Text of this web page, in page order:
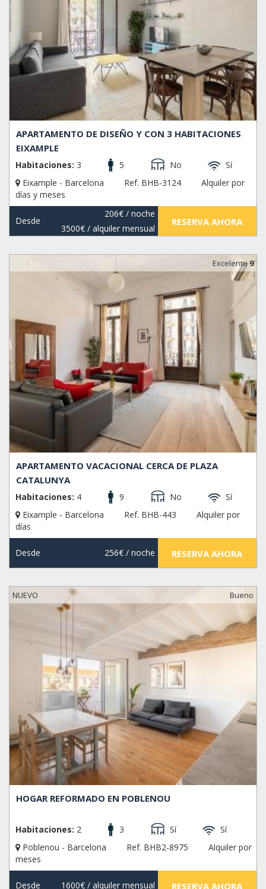
APARTAMENTO DE DISEÑO Y CON 3 HABITACIONES
EIXAMPLE
Habitaciones: 3 5 No
Sí
Eixample - Barcelona
Ref. BHB-3124
Alquiler por
días y meses
Desde
206€/ noche
3500€/ alquiler mensual
RESERVA AHORA
Excelente9
APARTAMENTO VACACIONAL CERCA DE PLAZA
CATALUNYA
Habitaciones: 4 9 No
Sí
Eixample - Barcelona
Ref. BHB-443
Alquiler por
días
Desde 256€/ noche RESERVA AHORA
NUEVO Bueno
HOGAR REFORMADO EN POBLENOU
Habitaciones: 2 3 Sí
Sí
Poblenou - Barcelona
Ref. BHB2-8975
Alquiler por
meses
Desde 1600€/ alquiler mensual RESERVA AHORA